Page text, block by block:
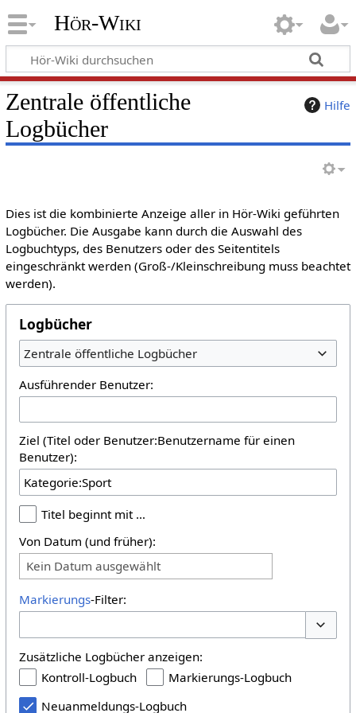
Hör-Wiki
Hilfe
Zentrale öffentliche
Logbücher
Dies ist die kombinierte Anzeige aller in Hör-Wiki geführten
Logbücher. Die Ausgabe kann durch die Auswahl des
Logbuchtyps, des Benutzers oder des Seitentitels
eingeschränkt werden (Groß-/Kleinschreibung muss beachtet
werden).
Logbücher
Zentrale öffentliche Logbücher
Ausführender Benutzer:
Ziel (Titel oder Benutzer:Benutzername für einen
Benutzer):
Titel beginnt mit …
Von Datum (und früher):
Kein Datum ausgewählt
Markierungs-Filter:
Zusätzliche Logbücher anzeigen:
Kontroll-Logbuch
Markierungs-Logbuch
Neuanmeldungs-Logbuch